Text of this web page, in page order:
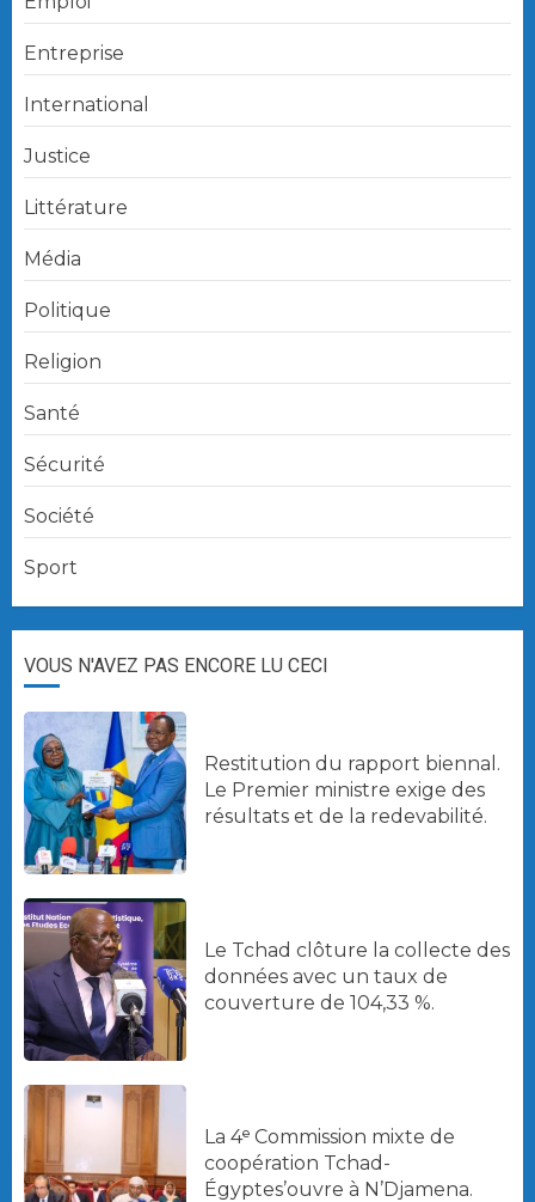
Entreprise
International
Justice
Littérature
Média
Politique
Religion
Santé
Sécurité
Société
Sport
VOUS N'AVEZ PAS ENCORE LU CECI
Restitution du rapport biennal.
Le Premier ministre exige des
résultats et de la redevabilité.
Le Tchad clôture la collecte des
données avec un taux de
couverture de 104,33 %.
La 4ᵉ Commission mixte de
coopération Tchad-
Égyptes’ouvre à N’Djamena.